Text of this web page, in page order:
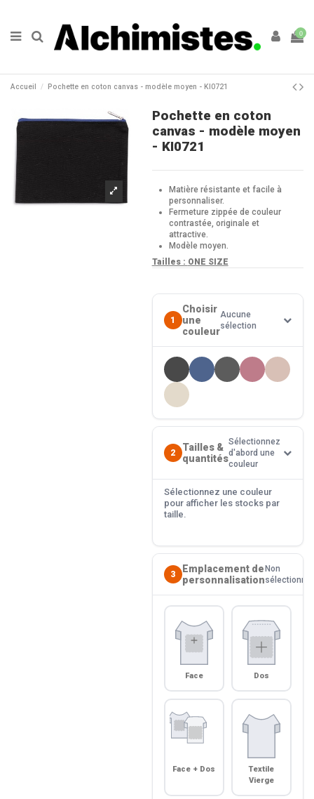
0
Accueil Pochette en coton canvas - modèle moyen - KI0721
Pochette en coton
canvas - modèle moyen
- KI0721
Matière résistante et facile à
personnaliser.
Fermeture zippée de couleur
contrastée, originale et
attractive.
Modèle moyen.
Tailles : ONE SIZE
1
Choisir
une
couleur
Aucune
sélection
2
Tailles &
quantités
Sélectionnez
d'abord une
couleur
Sélectionnez une couleur
pour afficher les stocks par
taille.
3
Emplacement de
personnalisation
Non
sélectionné
Face Dos
Face + Dos
Textile
Vierge